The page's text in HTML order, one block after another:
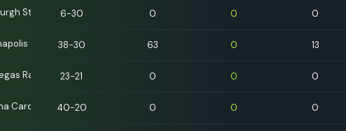
Steelers 6-30 0 0 0
Colts 38-30 63 0 13
Raiders 23-21 0 0 0
Cardinals 40-20 0 0 0